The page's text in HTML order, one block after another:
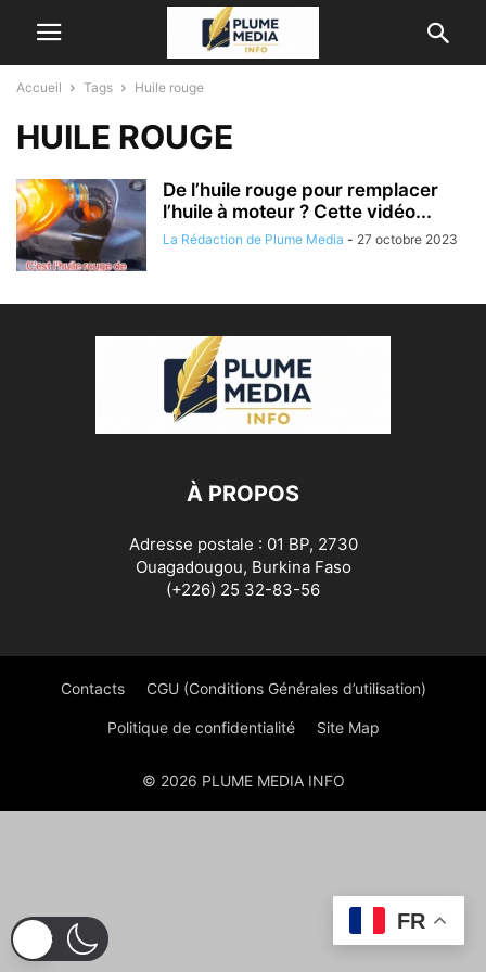
Accueil Tags Huile rouge
HUILE ROUGE
De l’huile rouge pour remplacer
l’huile à moteur ? Cette vidéo...
La Rédaction de Plume Media - 27 octobre 2023
À PROPOS
Adresse postale : 01 BP, 2730
Ouagadougou, Burkina Faso
(+226) 25 32-83-56
Contacts CGU (Conditions Générales d’utilisation)
Politique de confidentialité Site Map
© 2026 PLUME MEDIA INFO
FR